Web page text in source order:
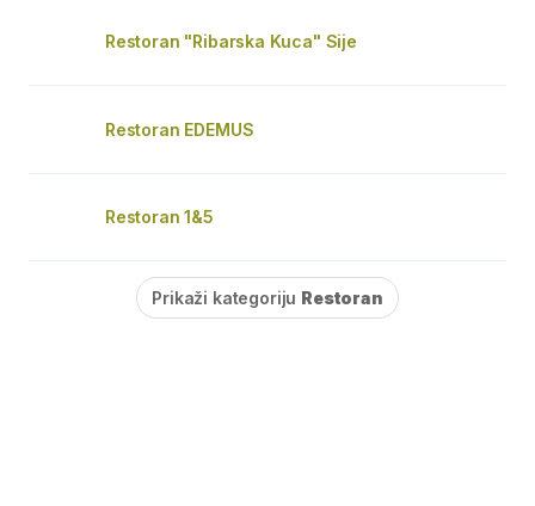
Restoran "Ribarska Kuca" Sije
Restoran EDEMUS
Restoran 1&5
Prikaži kategoriju Restoran